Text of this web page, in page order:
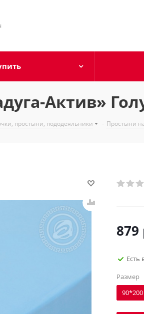
Актив»
простыни, пододеяльники - Простыни
879
Есть
Размер
90*200